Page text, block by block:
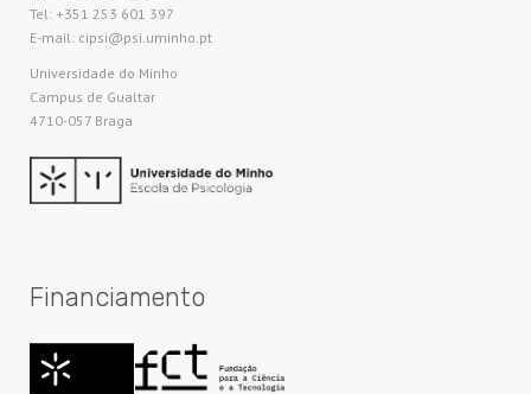
Tel: +351 253 601 397
E-mail: cipsi@psi.uminho.pt
Universidade do Minho​
Campus de Gualtar
4710-057 Braga
Financiamento